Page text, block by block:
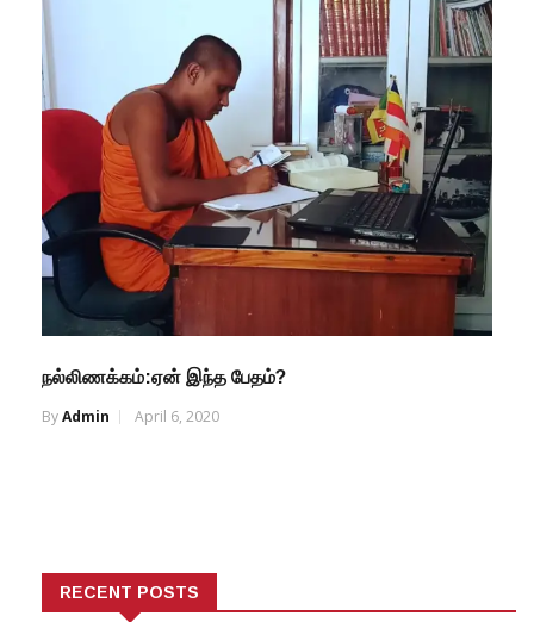
நல்லிணக்கம்:ஏன் இந்த பேதம்?
ByAdmin April 6, 2020
RECENT POSTS